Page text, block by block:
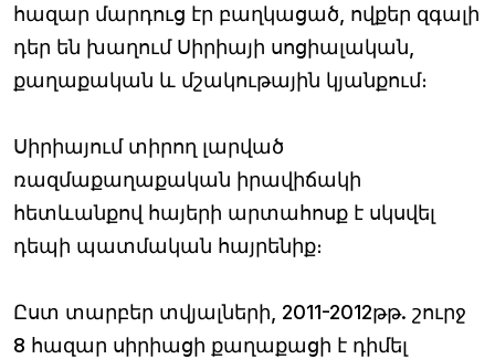
հազար մարդուց էր բաղկացած, ովքեր զգալի
դեր են խաղում Սիրիայի սոցիալական,
քաղաքական և մշակութային կյանքում։
Սիրիայում տիրող լարված
ռազմաքաղաքական իրավիճակի
հետևանքով հայերի արտահոսք է սկսվել
դեպի պատմական հայրենիք։
Ըստ տարբեր տվյալների, 2011-2012թթ. շուրջ
8 հազար սիրիացի քաղաքացի է դիմել